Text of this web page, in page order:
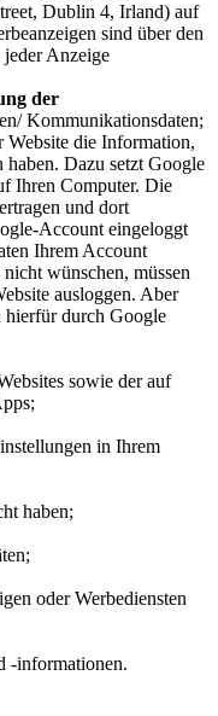
Dublin 4, Irland) auf
sind über den
Anzeige
der
Kommunikationsdaten;
Website die Information,
haben. Dazu setzt Google
Ihren Computer. Die
und dort
Account eingeloggt
Ihrem Account
wünschen, müssen
ausloggen. Aber
hierfür durch Google
sowie der auf
in Ihrem
haben;
oder Werbediensten
-informationen.